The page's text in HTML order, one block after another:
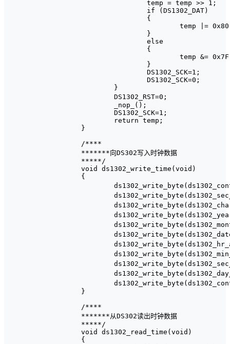
}
/****
*******向DS302写入时钟数据
*****/
void ds1302_write_time(void)
{
}
/****
*******从DS302读出时钟数据
*****/
void ds1302_read_time(void)
{